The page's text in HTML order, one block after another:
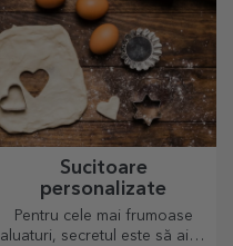
Sucitoare
personalizate
Pentru cele mai frumoase
aluaturi, secretul este să aibă